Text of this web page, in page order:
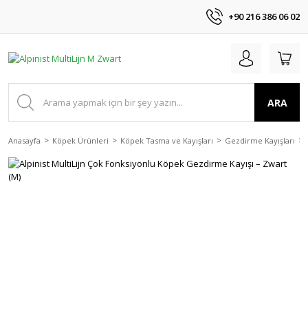
+90 216 386 06 02
ARA
Anasayfa Köpek Ürünleri Köpek Tasma ve Kayışları Gezdirme Kayışları